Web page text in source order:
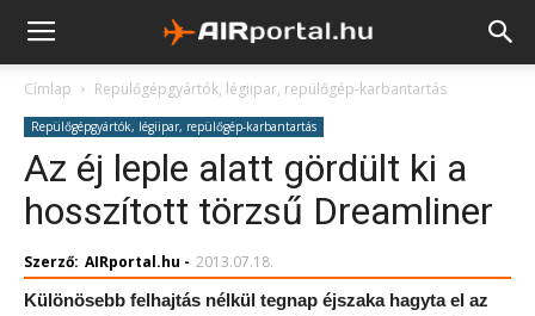
Címlap Repülőgépgyártók, légiipar, repülőgép-karbantartás
Repülőgépgyártók, légiipar, repülőgép-karbantartás
Az éj leple alatt gördült ki a
hosszított törzsű Dreamliner
Szerző: AIRportal.hu - 2013.07.18.
Különösebb felhajtás nélkül tegnap éjszaka hagyta el az